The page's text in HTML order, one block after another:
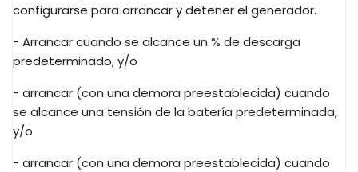
configurarse para arrancar y detener el generador.
- Arrancar cuando se alcance un % de descarga
predeterminado, y/o
- arrancar (con una demora preestablecida) cuando
se alcance una tensión de la batería predeterminada,
y/o
- arrancar (con una demora preestablecida) cuando